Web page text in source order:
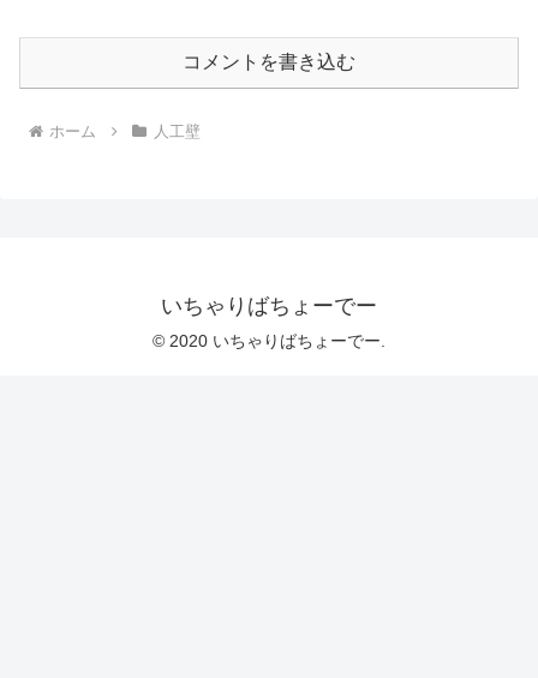
コメントを書き込む
ホーム 人工壁
いちゃりばちょーでー
© 2020 いちゃりばちょーでー.